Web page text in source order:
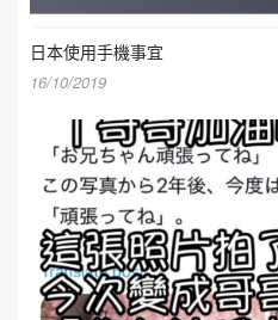
日本使用手機事宜
16/10/2019